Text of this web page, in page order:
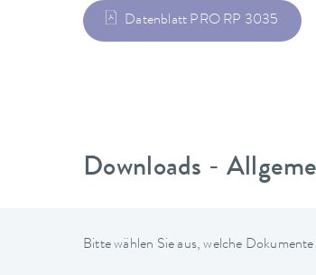
Datenblatt PRO RP 3035
Downloads -
Bitte wählen Sie aus, welche